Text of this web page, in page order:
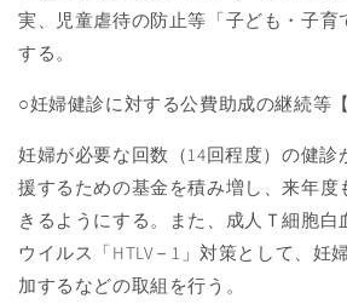
実、児童虐待の防止等「子ども・子育
する。
○妊婦健診に対する公費助成の継続等
妊婦が必要な回数（14回程度）の健診
援するための基金を積み増し、来年度
きるようにする。また、成人Ｔ細胞白
ウイルス「HTLV－ 1 」対策として、妊
加するなどの取組を行う。